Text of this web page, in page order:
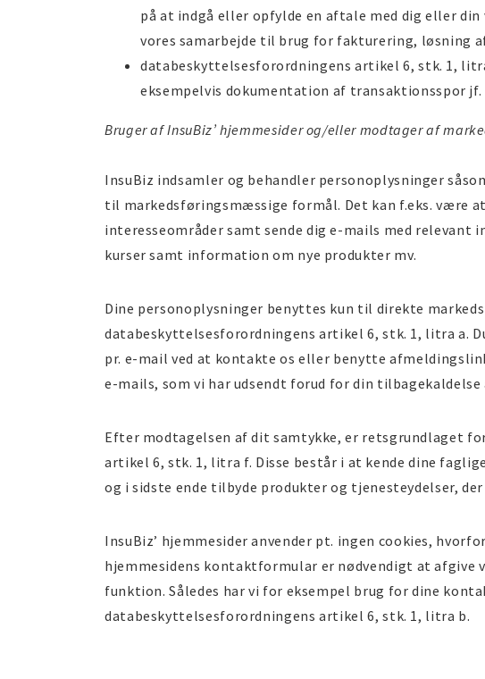
på at indgå eller opfylde en aftale med dig eller
vores samarbejde til brug for fakturering, løsning
databeskyttelsesforordningens artikel 6, stk. 1,
eksempelvis dokumentation af transaktionsspor
Bruger af InsuBiz’ hjemmesider og/eller modtager af
InsuBiz indsamler og behandler personoplysninger
til markedsføringsmæssige formål. Det kan f.eks. være
interesseområder samt sende dig e-mails med
kurser samt information om nye produkter mv.
Dine personoplysninger benyttes kun til direkte
databeskyttelsesforordningens artikel 6, stk. 1, litra a.
pr. e-mail ved at kontakte os eller benytte
e-mails, som vi har udsendt forud for din
Efter modtagelsen af dit samtykke, er retsgrundlaget
artikel 6, stk. 1, litra f. Disse består i at kende dine
og i sidste ende tilbyde produkter og tjenesteydelser,
InsuBiz’ hjemmesider anvender pt. ingen cookies,
hjemmesidens kontaktformular er nødvendigt at afgive
funktion. Således har vi for eksempel brug for dine
databeskyttelsesforordningens artikel 6, stk. 1, litra b.